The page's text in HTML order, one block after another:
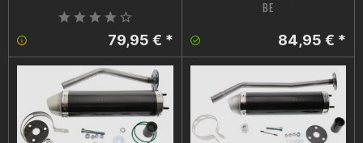
79,95 € *
BE
84,95 € *